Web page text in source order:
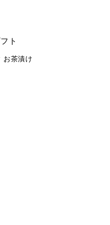
ト
お茶漬け